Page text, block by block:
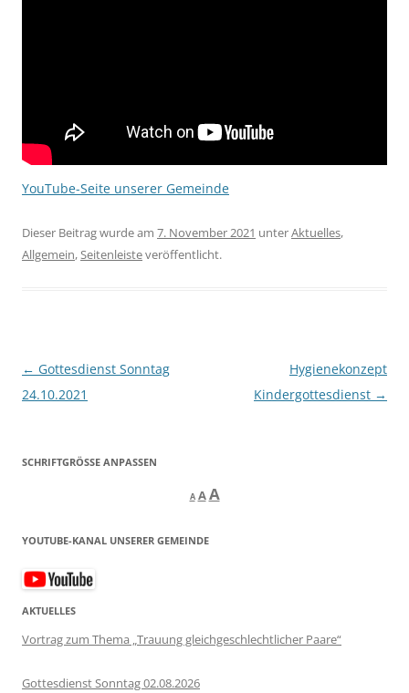
YouTube-Seite unserer Gemeinde
Dieser Beitrag wurde am 7. November 2021 unterAktuelles,
Allgemein,Seitenleisteveröffentlicht.
Beitragsnavigation
← Gottesdienst Sonntag
24.10.2021
Hygienekonzept
Kindergottesdienst →
SCHRIFTGRÖSSE ANPASSEN
Afont
A Reset
size.
AIncrease
YOUTUBE-KANAL UNSERER GEMEINDE
AKTUELLES
Vortrag zum Thema „Trauung gleichgeschlechtlicher Paare“
Gottesdienst Sonntag 02.08.2026